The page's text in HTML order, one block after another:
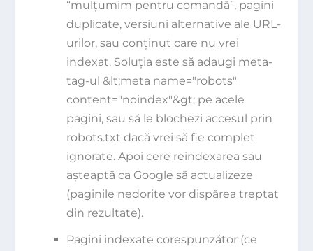
“mulțumim pentru comandă”, pagini
duplicate, versiuni alternative ale URL-
urilor, sau conținut care nu vrei
indexat. Soluția este să adaugi meta-
tag-ul &lt;meta name="robots"
content="noindex"&gt; pe acele
pagini, sau să le blochezi accesul prin
robots.txt dacă vrei să fie complet
ignorate. Apoi cere reindexarea sau
așteaptă ca Google să actualizeze
(paginile nedorite vor dispărea treptat
din rezultate).
Pagini indexate corespunzător (ce